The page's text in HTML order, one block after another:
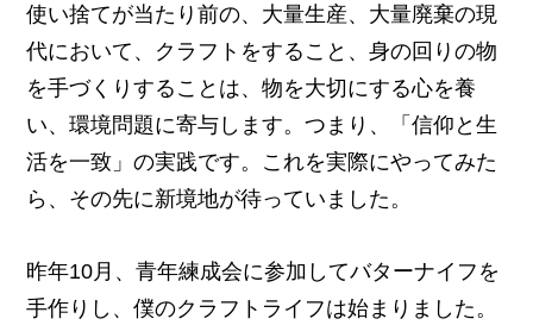
使い捨てが当たり前の、大量生産、大量廃棄の現
代において、クラフトをすること、身の回りの物
を手づくりすることは、物を大切にする心を養
い、環境問題に寄与します。つまり、「信仰と生
活を一致」の実践です。これを実際にやってみた
ら、その先に新境地が待っていました。
昨年10月、青年練成会に参加してバターナイフを
手作りし、僕のクラフトライフは始まりました。